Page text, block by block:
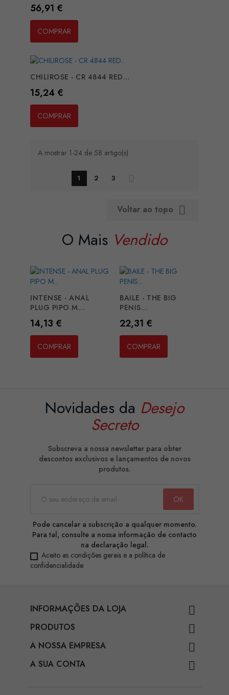
Preço
56,91 €
COMPRAR
CHILIROSE - CR 4844 RED...
Preço
15,24 €
COMPRAR
A mostrar 1-24 de 58 artigo(s)
1 2 3
Voltar ao topo 
O Mais Vendido
INTENSE - ANAL
PLUG PIPO M...
Preço
14,13 €
COMPRAR
BAILE - THE BIG
PENIS...
Preço
22,31 €
COMPRAR
Novidades da Desejo
Secreto
Subscreva a nossa newsletter para obter
descontos exclusivos e lançamentos de novos
produtos.
Pode cancelar a subscrição a qualquer momento.
Para tal, consulte a nossa informação de contacto
na declaração legal.
Aceito as condições gerais e a política de
confidencialidade
INFORMAÇÕES DA LOJA 
PRODUTOS 
A NOSSA EMPRESA 
A SUA CONTA 